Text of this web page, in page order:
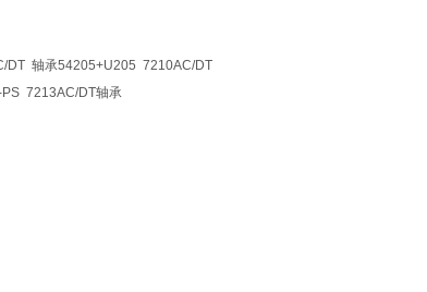
DT 轴承54205+U205 7210AC/DT
7213AC/DT轴承